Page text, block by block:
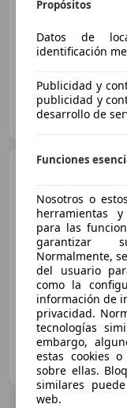
2.499
DOMINGO ALONSO
ES-38108 LA LAGUNA
06/2026 3.434
AUTO MÜLLER
ES-08026 BARCELONA
Propósitos
Datos de
identificación
Publicidad y
publicidad y
desarrollo de
Funciones
Nosotros o
herramientas
para las
garantizar
Normalmente,
del usuario
como la
información de
privacidad.
tecnologías
embargo,
estas cookies
sobre ellas.
similares
web.